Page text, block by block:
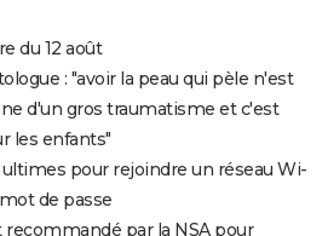
du 12 août
: "avoir la peau qui pèle n'est
d'un gros traumatisme et c'est
les enfants"
pour rejoindre un réseau Wi-
de passe
par la NSA pour